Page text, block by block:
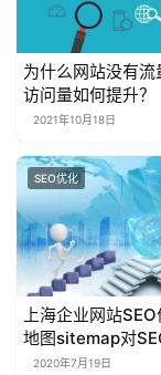
为什么网站没有流
访问量如何提升？
2021年10月18日
SEO优化
上海企业网站
地图sitemap对
重要性
2020年7月19日